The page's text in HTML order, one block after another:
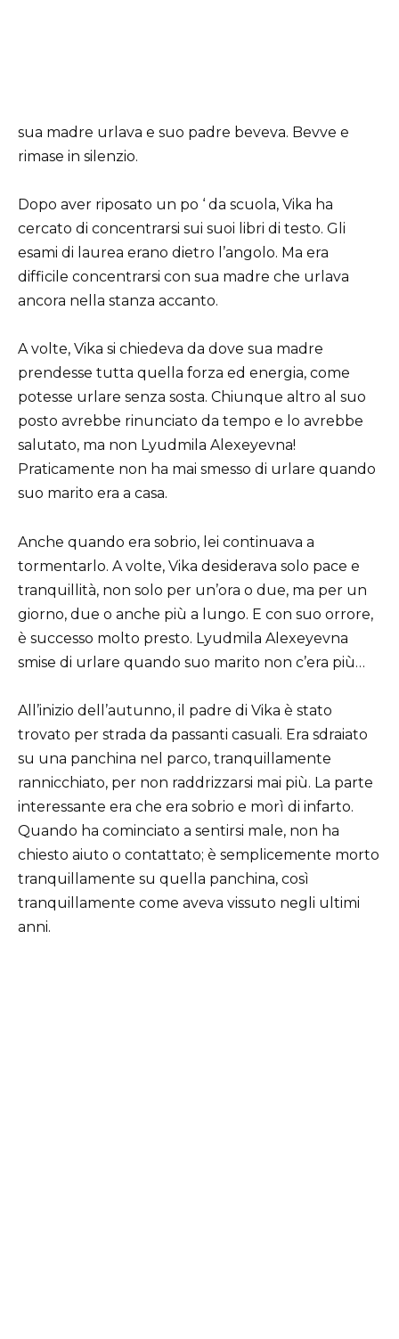
sua madre urlava e suo padre beveva. Bevve e
rimase in silenzio.
Dopo aver riposato un po ‘ da scuola, Vika ha
cercato di concentrarsi sui suoi libri di testo. Gli
esami di laurea erano dietro l’angolo. Ma era
difficile concentrarsi con sua madre che urlava
ancora nella stanza accanto.
A volte, Vika si chiedeva da dove sua madre
prendesse tutta quella forza ed energia, come
potesse urlare senza sosta. Chiunque altro al suo
posto avrebbe rinunciato da tempo e lo avrebbe
salutato, ma non Lyudmila Alexeyevna!
Praticamente non ha mai smesso di urlare quando
suo marito era a casa.
Anche quando era sobrio, lei continuava a
tormentarlo. A volte, Vika desiderava solo pace e
tranquillità, non solo per un’ora o due, ma per un
giorno, due o anche più a lungo. E con suo orrore,
è successo molto presto. Lyudmila Alexeyevna
smise di urlare quando suo marito non c’era più…
All’inizio dell’autunno, il padre di Vika è stato
trovato per strada da passanti casuali. Era sdraiato
su una panchina nel parco, tranquillamente
rannicchiato, per non raddrizzarsi mai più. La parte
interessante era che era sobrio e morì di infarto.
Quando ha cominciato a sentirsi male, non ha
chiesto aiuto o contattato; è semplicemente morto
tranquillamente su quella panchina, così
tranquillamente come aveva vissuto negli ultimi
anni.